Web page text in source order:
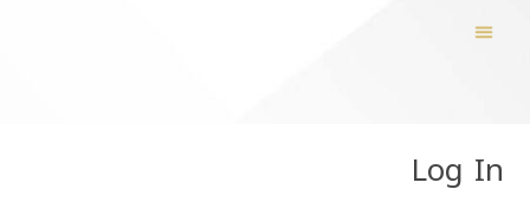
Log In